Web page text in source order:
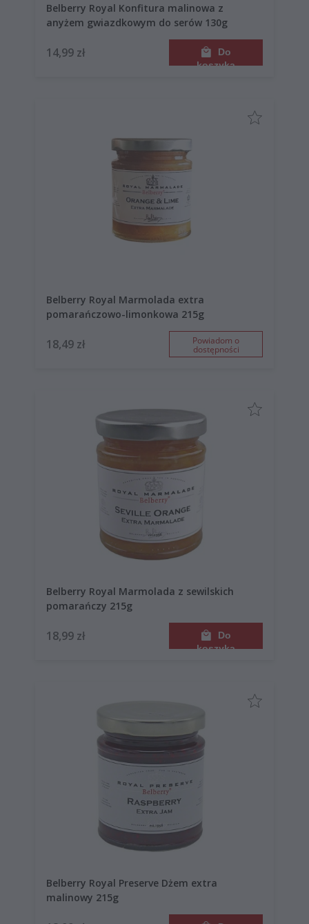
Belberry Royal Konfitura malinowa z
anyżem gwiazdkowym do serów 130g
14,99 zł
Do
koszyka
Belberry Royal Marmolada extra
pomarańczowo-limonkowa 215g
18,49 zł Powiadom o
dostępności
Belberry Royal Marmolada z sewilskich
pomarańczy 215g
18,99 zł
Do
koszyka
Belberry Royal Preserve Dżem extra
malinowy 215g